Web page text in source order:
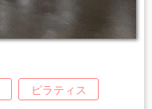
ピラティス